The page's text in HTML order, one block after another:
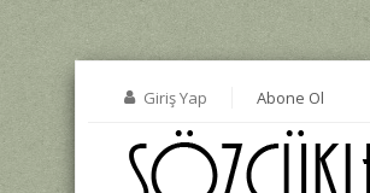
Giriş Yap Abone Ol